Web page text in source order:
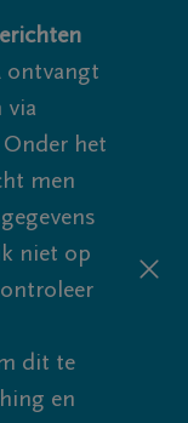
ontvangt
via
het
men
niet op
dit te
en